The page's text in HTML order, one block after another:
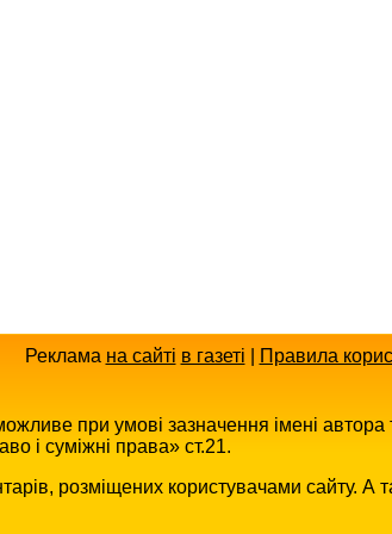
Реклама на сайті в газеті Правила
при умові зазначення імені
і суміжні права» ст.21.
розміщених користувачами сайту.